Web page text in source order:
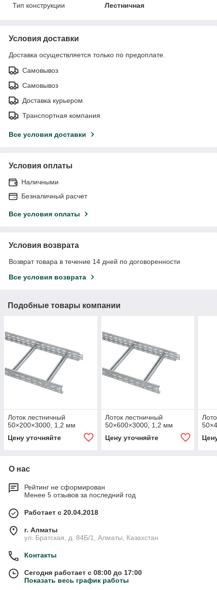
Тип конструкции
Лестничная
Условия доставки
Доставка осуществляется только по предоплате.
Самовывоз
Самовывоз
Доставка курьером
Транспортная компания
Все условия доставки
Условия оплаты
Наличными
Безналичный расчет
Все условия оплаты
Условия возврата
Возврат товара в течение 14 дней по договоренности
Все условия возврата
Подобные товары компании
Лоток лестничный
50×200×3000, 1,2 мм
Цену уточняйте
Лоток лестничный
50×600×3000, 1,2 мм
Цену уточняйте
О нас
Рейтинг не сформирован
Менее 5 отзывов за последний год
Работает с 20.04.2018
г. Алматы
ул. Братская, д. 84Б/1, Алматы, Казахстан
Контакты
Сегодня работает с 08:00 до 17:00
Показать весь график работы